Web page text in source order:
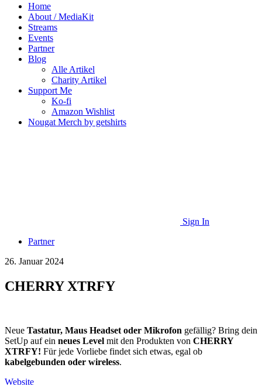
Home
About / MediaKit
Streams
Events
Partner
Blog
Alle Artikel
Charity Artikel
Support Me
Ko-fi
Amazon Wishlist
Nougat Merch by getshirts
Sign In
Partner
26. Januar 2024
CHERRY XTRFY
Neue Tastatur, Maus Headset oder Mikrofon gefällig? Bring dein
SetUp auf ein neues Level mit den Produkten von CHERRY
XTRFY! Für jede Vorliebe findet sich etwas, egal ob
kabelgebunden oder wireless.
Website